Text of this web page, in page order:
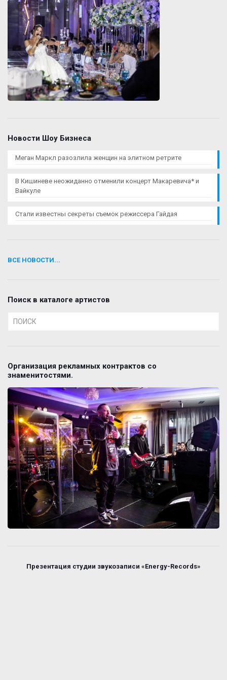
Новости Шоу Бизнеса
Меган Маркл разозлила женщин на элитном ретрите
В Кишиневе неожиданно отменили концерт Макаревича* и
Вайкуле
Стали известны секреты съемок режиссера Гайдая
ВСЕ НОВОСТИ...
Поиск в каталоге артистов
Организация рекламных контрактов со
знаменитостями.
Презентация студии звукозаписи «Energy-Records»